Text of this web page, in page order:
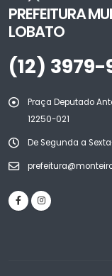
PREFEITURA
LOBATO
(12) 3979-
Praça Deputado
12250-021
De Segunda a